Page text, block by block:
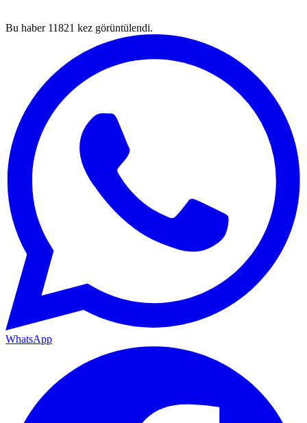
Bu haber 11821 kez görüntülendi.
WhatsApp